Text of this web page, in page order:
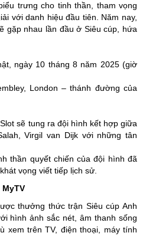
trưng cho tinh thần, tham vọng
với danh hiệu đầu tiên. Năm nay,
gặp nhau lần đầu ở Siêu cúp, hứa
ngày 10 tháng 8 năm 2025 (giờ
London – thánh đường của
sẽ tung ra đội hình kết hợp giữa
Virgil van Dijk với những tân
thần quyết chiến của đội hình đã
vọng viết tiếp lịch sử.
thưởng thức trận Siêu cúp Anh
hình ảnh sắc nét, âm thanh sống
xem trên TV, điện thoại, máy tính